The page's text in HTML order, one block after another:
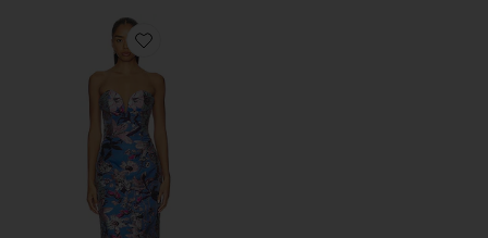
Favorite URSULA ドレス